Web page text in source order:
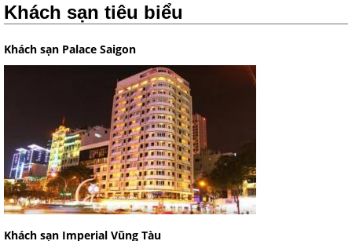
Khách sạn tiêu biểu
Khách sạn Palace Saigon
Khách sạn Imperial Vũng Tàu